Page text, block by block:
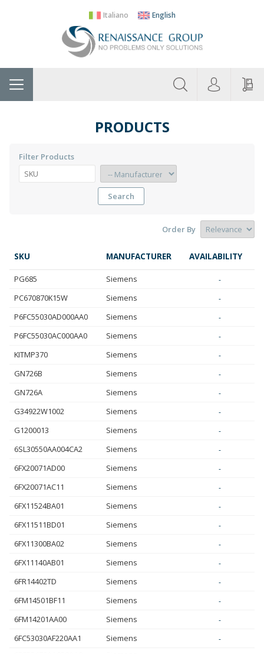
Italiano English
Home Categories
PRODUCTS
Filter Products
Search
Order By
SKU MANUFACTURER AVAILABILITY
PG685 Siemens -
PC670870K15W Siemens -
P6FC55030AD000AA0 Siemens -
P6FC55030AC000AA0 Siemens -
KITMP370 Siemens -
GN726B Siemens -
GN726A Siemens -
G34922W1002 Siemens -
G1200013 Siemens -
6SL30550AA004CA2 Siemens -
6FX20071AD00 Siemens -
6FX20071AC11 Siemens -
6FX11524BA01 Siemens -
6FX11511BD01 Siemens -
6FX11300BA02 Siemens -
6FX11140AB01 Siemens -
6FR14402TD Siemens -
6FM14501BF11 Siemens -
6FM14201AA00 Siemens -
6FC53030AF220AA1 Siemens -